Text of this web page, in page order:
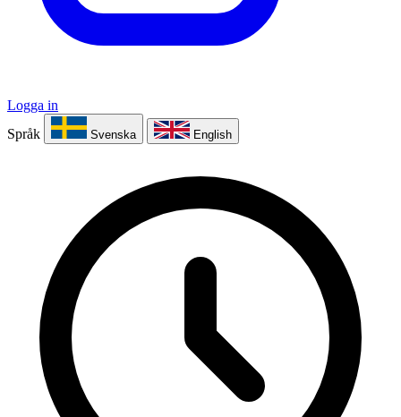
Logga in
Språk
Svenska English